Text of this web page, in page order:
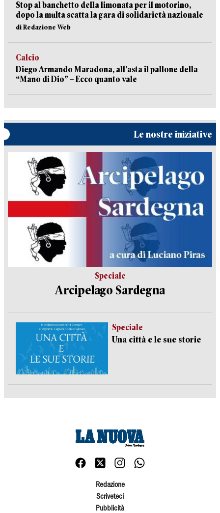
Stop al banchetto della limonata per il motorino,
dopo la multa scatta la gara di solidarietà nazionale
di Redazione Web
Calcio
Diego Armando Maradona, all’asta il pallone della
“Mano di Dio” – Ecco quanto vale
Le nostre iniziative
Speciale
Arcipelago Sardegna
Speciale
Una città e le sue storie
Redazione
Scriveteci
Pubblicità